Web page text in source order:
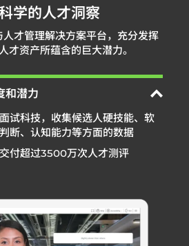
学的人才洞察
才管理解决方案平台，充分发挥
才资产所蕴含的巨大潜力。
和潜力
试科技，收集候选人硬技能、软
断、认知能力等方面的数据
付超过3500万次人才测评